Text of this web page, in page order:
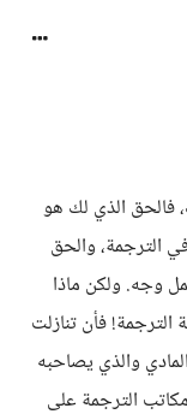
فالحق الذي لك هو
الترجمة، والحق
وجه. ولكن ماذا
فأن تنازلت
والذي يصاحبه
الترجمة على